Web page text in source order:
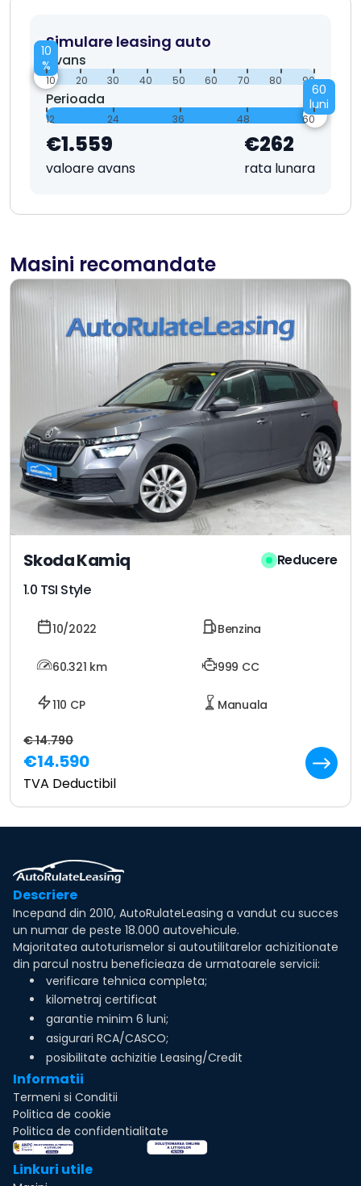
Simulare leasing auto
Avans
10
%
10 20 30 40 50 60 70 80 90
Perioada
60
luni
12 24 36 48 60
€1.559
valoare avans
€262
rata lunara
Masini recomandate
Skoda Kamiq
1.0 TSI Style
Reducere
10/2022 Benzina
60.321 km 999 CC
110 CP Manuala
€ 14.790
€14.590
TVA Deductibil
Descriere
Incepand din 2010, AutoRulateLeasing a vandut cu succes
un numar de peste 18.000 autovehicule.
Majoritatea autoturismelor si autoutilitarelor achizitionate
din parcul nostru beneficieaza de urmatoarele servicii:
verificare tehnica completa;
kilometraj certificat
garantie minim 6 luni;
asigurari RCA/CASCO;
posibilitate achizitie Leasing/Credit
Informatii
Termeni si Conditii
Politica de cookie
Politica de confidentialitate
Linkuri utile